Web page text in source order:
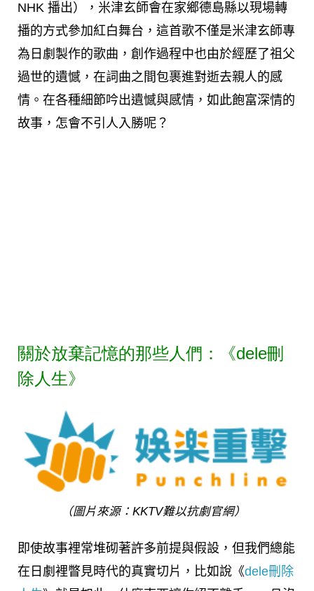
NHK 播出），米津玄師會在家鄉德島縣以現場轉
播的方式參加紅白舞台，這首歌不僅是米津玄師專
為日劇製作的歌曲，創作過程中也由於經歷了祖父
過世的遺憾，在詞曲之間包裹進對逝去親人的感
情。在各種細節吟出遺憾與感情，如此飽富深情的
故事，怎會不引人入勝呢？
關於放棄記憶的那些人們：《dele刪
除人生》
（圖片來源：KKTV難以抗劇官網）
即使故事裡常堆砌著許多前提與假設，但我們總能
在日劇裡瞥見時代的真實切片，比如說《dele刪除